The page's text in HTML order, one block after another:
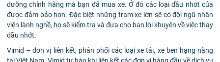
dưỡng chính hãng mà bạn đã mua xe. Ở đó các loại dầu nhớt của
được đảm bảo hơn. Đặc biệt những trạm xe lớn sẽ có đội ngũ nhân
viên lành nghề, họ sẽ kiểm tra và đưa cho bạn lời khuyên về việc thay
dầu nhớt.
Vimid – đơn vị liên kết, phân phối các loại xe tải, xe ben hạng nặng